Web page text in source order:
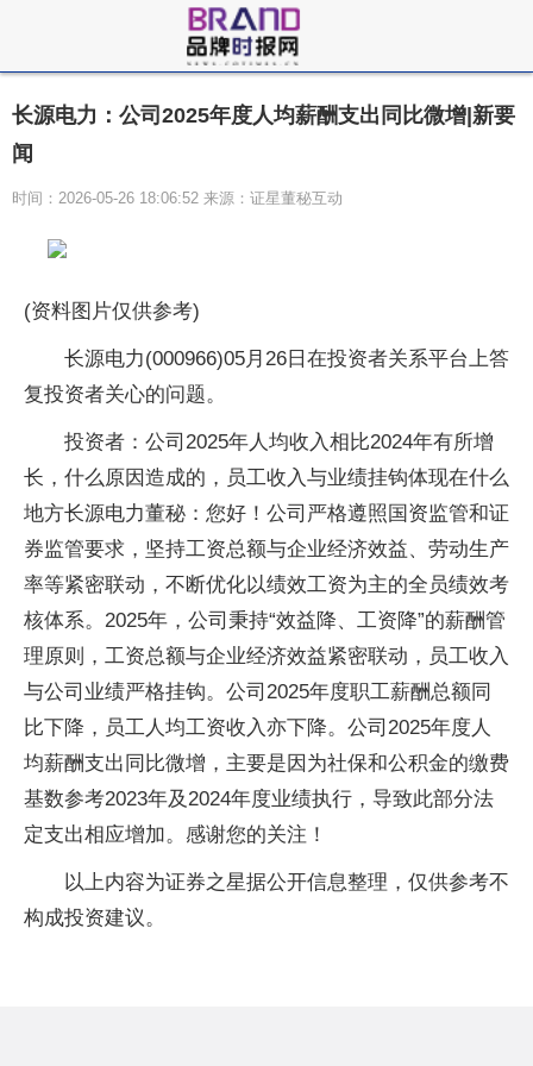
长源电力：公司2025年度人均薪酬支出同比微增|新要
闻
时间：2026-05-26 18:06:52 来源：证星董秘互动
(资料图片仅供参考)
长源电力(000966)05月26日在投资者关系平台上答
复投资者关心的问题。
投资者：公司2025年人均收入相比2024年有所增
长，什么原因造成的，员工收入与业绩挂钩体现在什么
地方长源电力董秘：您好！公司严格遵照国资监管和证
券监管要求，坚持工资总额与企业经济效益、劳动生产
率等紧密联动，不断优化以绩效工资为主的全员绩效考
核体系。2025年，公司秉持“效益降、工资降”的薪酬管
理原则，工资总额与企业经济效益紧密联动，员工收入
与公司业绩严格挂钩。公司2025年度职工薪酬总额同
比下降，员工人均工资收入亦下降。公司2025年度人
均薪酬支出同比微增，主要是因为社保和公积金的缴费
基数参考2023年及2024年度业绩执行，导致此部分法
定支出相应增加。感谢您的关注！
以上内容为证券之星据公开信息整理，仅供参考不
构成投资建议。